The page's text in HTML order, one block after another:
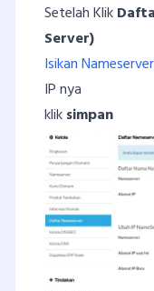
Setelah Klik
Server)
Isikan Nameserver
IP nya
kliksimpan